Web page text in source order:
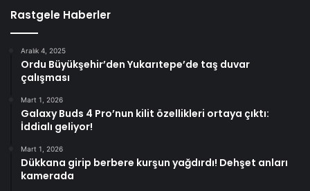
Rastgele Haberler
Aralık 4, 2025
Ordu Büyükşehir’den Yukarıtepe’de taş duvar
çalışması
Mart 1, 2026
Galaxy Buds 4 Pro’nun kilit özellikleri ortaya çıktı:
İddialı geliyor!
Mart 1, 2026
Dükkana girip berbere kurşun yağdırdı! Dehşet anları
kamerada